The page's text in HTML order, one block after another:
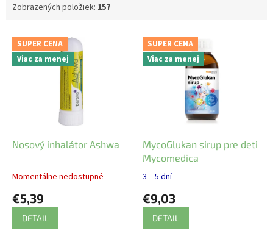
Zobrazených položiek: 157
V
p
SUPER CENA
Viac za menej
Nosový inhalátor Ashwa
Momentálne nedostupné
€5,39
DETAIL
SUPER CENA
Viac za menej
MycoGlukan sirup pre deti
Mycomedica
3 – 5 dní
€9,03
DETAIL